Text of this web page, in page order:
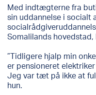
Med indtægterne fra
sin uddannelse i socialt
Somalilands hovedstad,
”Tidligere hjalp min
er pensioneret
Jeg var tæt på ikke at
hun.